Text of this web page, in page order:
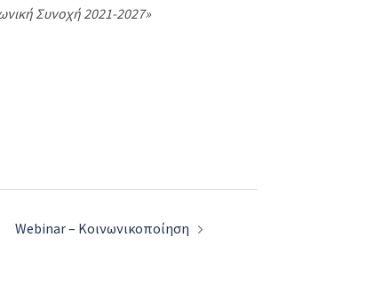
Συνοχή 2021-2027»
Webinar – Κοινωνικοποίηση